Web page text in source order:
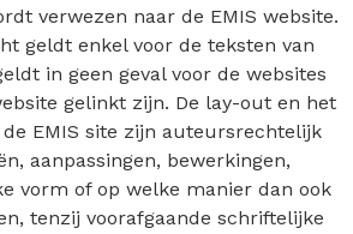
verwezen naar de EMIS website.
geldt enkel voor de teksten van
in geen geval voor de websites
gelinkt zijn. De lay-out en het
EMIS site zijn auteursrechtelijk
aanpassingen, bewerkingen,
vorm of op welke manier dan ook
tenzij voorafgaande schriftelijke